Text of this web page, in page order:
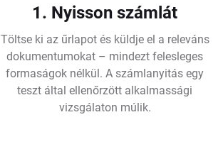
1. Nyisson számlát
Töltse ki az űrlapot és küldje el a releváns
dokumentumokat – mindezt felesleges
formaságok nélkül. A számlanyitás egy
teszt által ellenőrzött alkalmassági
vizsgálaton múlik.